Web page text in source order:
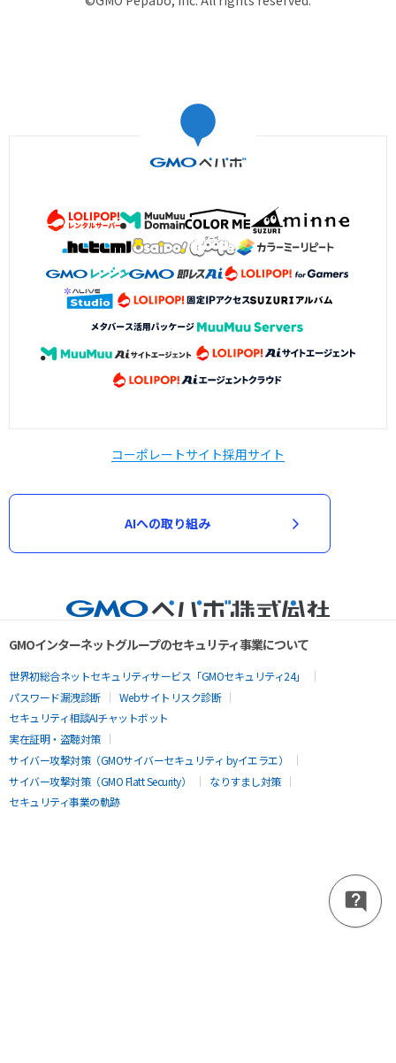
コーポレートサイト採用サイト
AIへの取り組み
GMOインターネットグループのセキュリティ事業について
世界初総合ネットセキュリティサービス「GMOセキュリティ24」
パスワード漏洩診断
Webサイトリスク診断
セキュリティ相談AIチャットボット
実在証明・盗聴対策
サイバー攻撃対策（GMOサイバーセキュリティ byイエラエ）
サイバー攻撃対策（GMO Flatt Security）
なりすまし対策
セキュリティ事業の軌跡